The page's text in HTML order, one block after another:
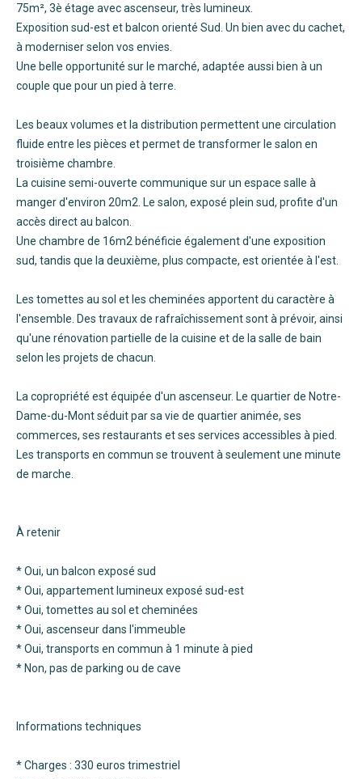
75m², 3è étage avec ascenseur, très lumineux.
Exposition sud-est et balcon orienté Sud. Un bien avec du cachet,
à moderniser selon vos envies.
Une belle opportunité sur le marché, adaptée aussi bien à un
couple que pour un pied à terre.
Les beaux volumes et la distribution permettent une circulation
fluide entre les pièces et permet de transformer le salon en
troisième chambre.
La cuisine semi-ouverte communique sur un espace salle à
manger d'environ 20m2. Le salon, exposé plein sud, profite d'un
accès direct au balcon.
Une chambre de 16m2 bénéficie également d'une exposition
sud, tandis que la deuxième, plus compacte, est orientée à l'est.
Les tomettes au sol et les cheminées apportent du caractère à
l'ensemble. Des travaux de rafraîchissement sont à prévoir, ainsi
qu'une rénovation partielle de la cuisine et de la salle de bain
selon les projets de chacun.
La copropriété est équipée d'un ascenseur. Le quartier de Notre-
Dame-du-Mont séduit par sa vie de quartier animée, ses
commerces, ses restaurants et ses services accessibles à pied.
Les transports en commun se trouvent à seulement une minute
de marche.
À retenir
* Oui, un balcon exposé sud
* Oui, appartement lumineux exposé sud-est
* Oui, tomettes au sol et cheminées
* Oui, ascenseur dans l'immeuble
* Oui, transports en commun à 1 minute à pied
* Non, pas de parking ou de cave
Informations techniques
* Charges : 330 euros trimestriel